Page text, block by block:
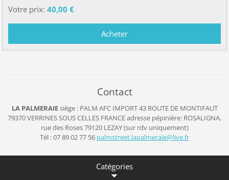
Votre prix: 40,00 €
Contact
LA PALMERAIEsiège : PALM AFC IMPORT43 ROUTE DE MONTIFAUT
79370 VERRINES SOUS CELLES FRANCEadresse pépinière: ROSALIGNA,
rue des Roses 79120 LEZAY (sur rdv uniquement)
Tél : 07 89 02 77 56 palmstreet.lapalmeraie@live.fr
Catégories